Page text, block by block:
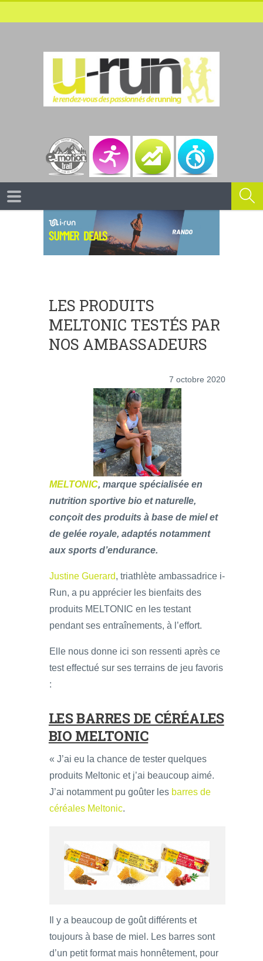
LES PRODUITS
MELTONIC TESTÉS PAR
NOS AMBASSADEURS
7 octobre 2020
MELTONIC, marque spécialisée en
nutrition sportive bio et naturelle,
conçoit des produits à base de miel et
de gelée royale, adaptés notamment
aux sports d’endurance.
Justine Guerard, triathlète ambassadrice i-
Run, a pu apprécier les bienfaits des
produits MELTONIC en les testant
pendant ses entraînements, à l’effort.
Elle nous donne ici son ressenti après ce
test effectué sur ses terrains de jeu favoris
:
LES BARRES DE CÉRÉALES
BIO MELTONIC
« J’ai eu la chance de tester quelques
produits Meltonic et j’ai beaucoup aimé.
J’ai notamment pu goûter les barres de
céréales Meltonic.
Il y a beaucoup de goût différents et
toujours à base de miel. Les barres sont
d’un petit format mais honnêtement, pour